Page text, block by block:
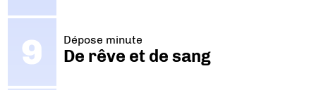
Dépose minute
De rêve et de sang